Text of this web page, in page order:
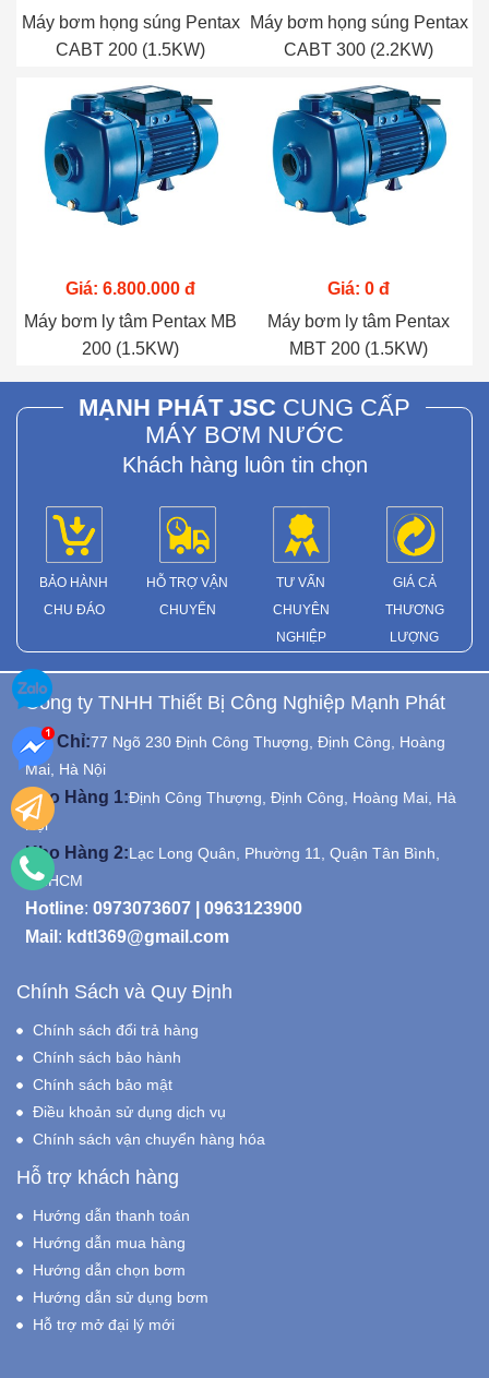
Máy bơm họng súng Pentax
CABT 200 (1.5KW)
Máy bơm họng súng Pentax
CABT 300 (2.2KW)
Giá: 6.800.000 đ
Máy bơm ly tâm Pentax MB
200 (1.5KW)
Giá: 0 đ
Máy bơm ly tâm Pentax
MBT 200 (1.5KW)
MẠNH PHÁT JSC CUNG CẤP
MÁY BƠM NƯỚC
Khách hàng luôn tin chọn
BẢO HÀNH
CHU ĐÁO
HỖ TRỢ VẬN
CHUYỂN
TƯ VẤN
CHUYÊN
NGHIỆP
GIÁ CẢ
THƯƠNG
LƯỢNG
Công ty TNHH Thiết Bị Công Nghiệp Mạnh Phát
Địa Chỉ:77 Ngõ 230 Định Công Thượng, Định Công, Hoàng
Mai, Hà Nội
Kho Hàng 1:Định Công Thượng, Định Công, Hoàng Mai, Hà
Nội
Kho Hàng 2:Lạc Long Quân, Phường 11, Quận Tân Bình,
Tp.HCM
Hotline: 0973073607
0963123900
Mail : kdtl369@gmail.com
Chính Sách và Quy Định
Chính sách đổi trả hàng
Chính sách bảo hành
Chính sách bảo mật
Điều khoản sử dụng dịch vụ
Chính sách vận chuyển hàng hóa
Hỗ trợ khách hàng
Hướng dẫn thanh toán
Hướng dẫn mua hàng
Hướng dẫn chọn bơm
Hướng dẫn sử dụng bơm
Hỗ trợ mở đại lý mới